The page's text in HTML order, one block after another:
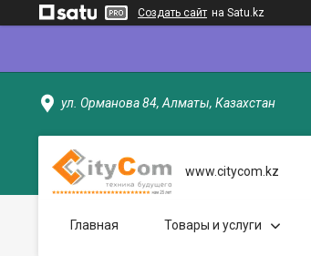
Создать сайт на Satu.kz
ул. Орманова 84, Алматы, Казахстан
www.citycom.kz
Главная Товары и услуги